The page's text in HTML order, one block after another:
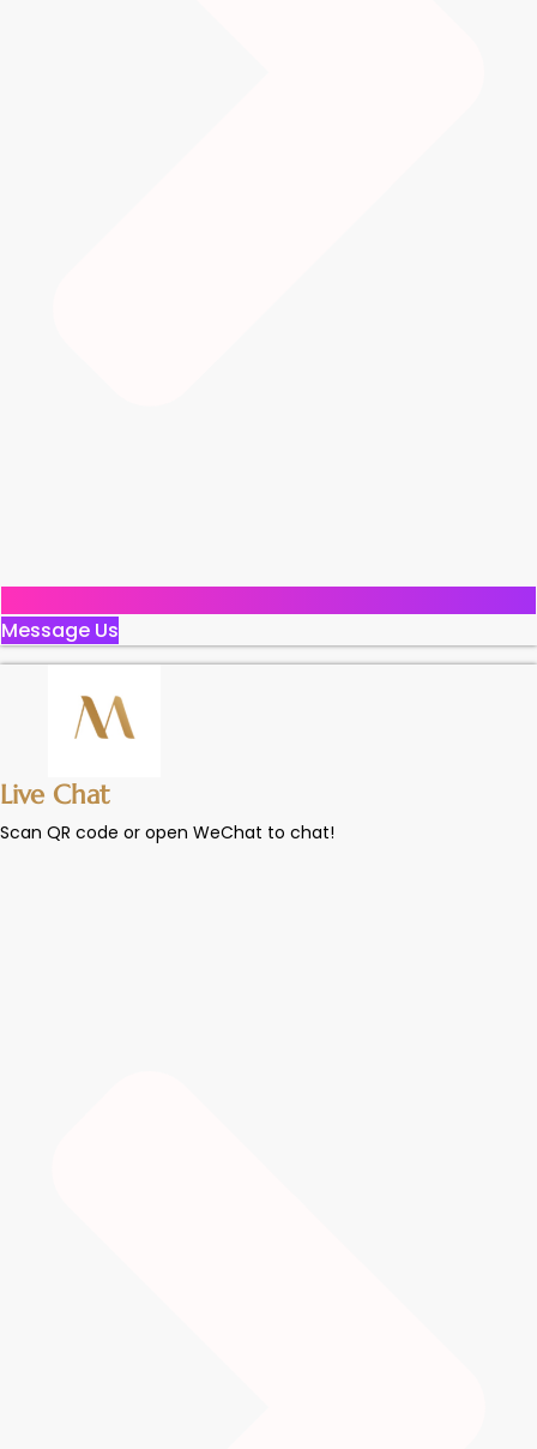
Message Us
Live Chat
Scan QR code or open WeChat to chat!